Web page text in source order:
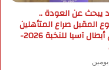
يبحث عن العودة ..
المقبل صراع المتأهلين
لدوري أبطال آسيا للنخبة 2026-